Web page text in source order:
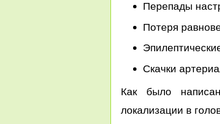
Перепады
Потеря
Скачки
Как было
локализации в